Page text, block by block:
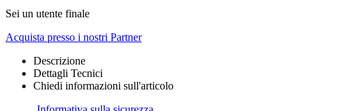
Sei un utente finale
Acquista presso i nostri Partner
Descrizione
Dettagli Tecnici
Chiedi informazioni sull'articolo